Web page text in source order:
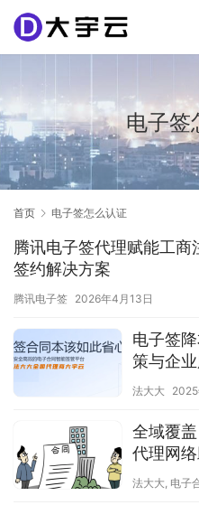
电子签
首页 电子签怎么认证
腾讯电子签代理赋能工
签约解决方案
腾讯电子签 2026年4月13日
电子签
策与企
法大大
全域覆
代理网
宇云成
法大大, 电子